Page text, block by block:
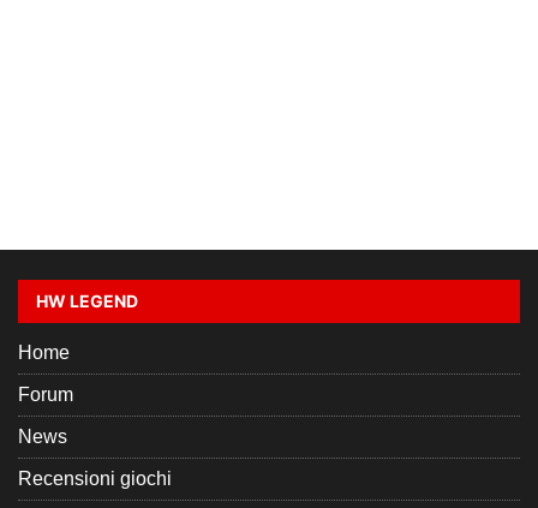
HW LEGEND
Home
Forum
News
Recensioni giochi